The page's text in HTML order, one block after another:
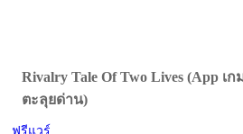
Rivalry Tale Of Two Lives (App เ
ตะลุยด่าน)
ฟรีแวร์